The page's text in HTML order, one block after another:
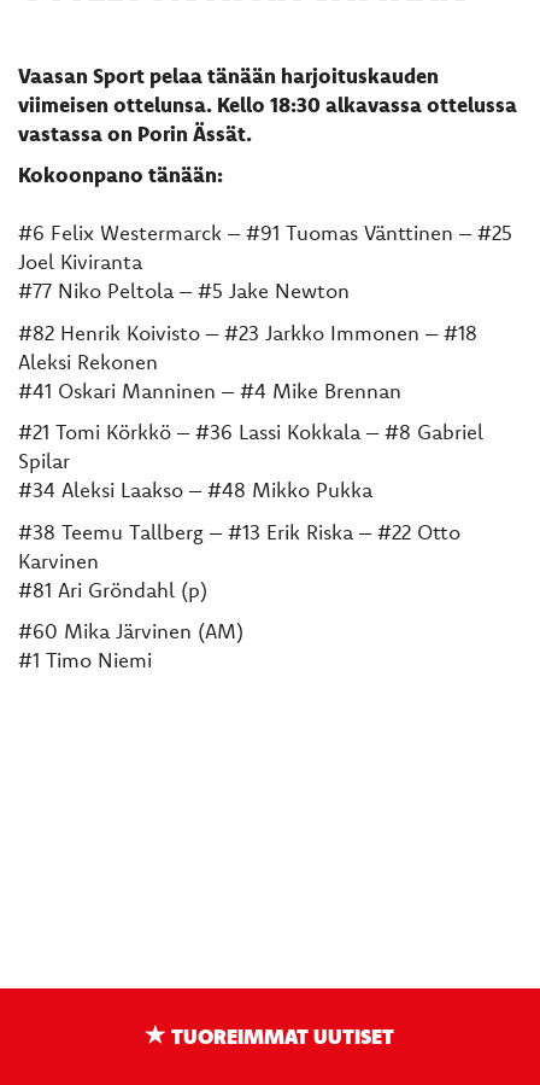
Vaasan Sport pelaa tänään harjoituskauden
viimeisen ottelunsa. Kello 18:30 alkavassa ottelussa
vastassa on Porin Ässät.
Kokoonpano tänään:
#6 Felix Westermarck – #91 Tuomas Vänttinen – #25
Joel Kiviranta
#77 Niko Peltola – #5 Jake Newton
#82 Henrik Koivisto – #23 Jarkko Immonen – #18
Aleksi Rekonen
#41 Oskari Manninen – #4 Mike Brennan
#21 Tomi Körkkö – #36 Lassi Kokkala – #8 Gabriel
Spilar
#34 Aleksi Laakso – #48 Mikko Pukka
#38 Teemu Tallberg – #13 Erik Riska – #22 Otto
Karvinen
#81 Ari Gröndahl (p)
#60 Mika Järvinen (AM)
#1 Timo Niemi
TUOREIMMAT UUTISET